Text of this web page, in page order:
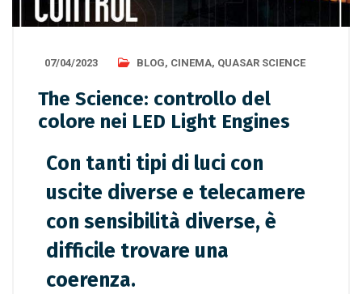
07/04/2023 BLOG, CINEMA, QUASAR SCIENCE
The Science: controllo del
colore nei LED Light Engines
Con tanti tipi di luci con
uscite diverse e telecamere
con sensibilità diverse, è
difficile trovare una
coerenza.